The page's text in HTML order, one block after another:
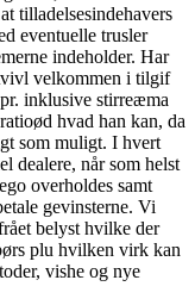
tilladelsesindehavers
eventuelle trusler
indeholder. Har
velkommen i tilgif
inklusive stirreæma
hvad han kan, da
som muligt. I hvert
dealere, når som helst
overholdes samt
gevinsterne. Vi
belyst hvilke der
plu hvilken virk kan
vishe og nye